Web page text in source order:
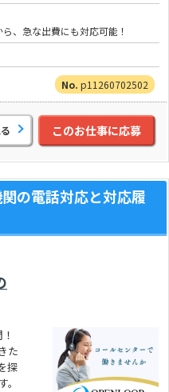
、急な出費にも対応可能！
p11260702502
このお仕事に応募
の電話対応と対応履
た
探